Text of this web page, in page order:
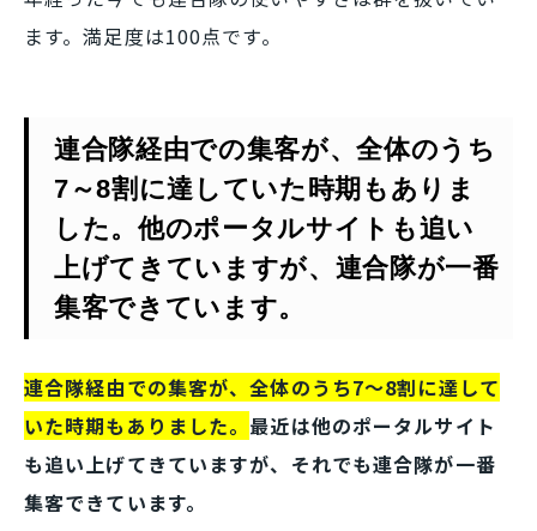
ます。満足度は100点です。
連合隊経由での集客が、全体のうち
7～8割に達していた時期もありま
した。他のポータルサイトも追い
上げてきていますが、連合隊が一番
集客できています。
連合隊経由での集客が、全体のうち7～8割に達して
いた時期もありました。 最近は他のポータルサイト
も追い上げてきていますが、それでも連合隊が一番
集客できています。